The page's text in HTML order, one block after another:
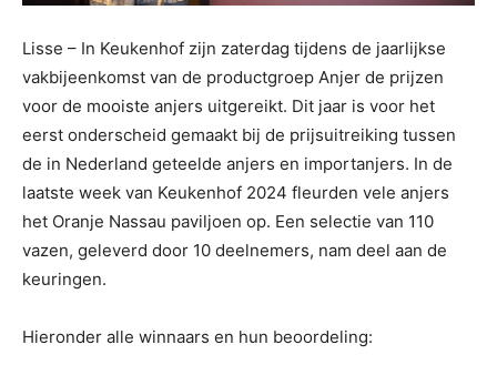
Lisse – In Keukenhof zijn zaterdag tijdens de jaarlijkse
vakbijeenkomst van de productgroep Anjer de prijzen
voor de mooiste anjers uitgereikt. Dit jaar is voor het
eerst onderscheid gemaakt bij de prijsuitreiking tussen
de in Nederland geteelde anjers en importanjers. In de
laatste week van Keukenhof 2024 fleurden vele anjers
het Oranje Nassau paviljoen op. Een selectie van 110
vazen, geleverd door 10 deelnemers, nam deel aan de
keuringen.
Hieronder alle winnaars en hun beoordeling: